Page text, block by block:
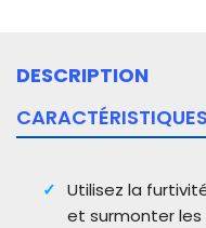
DESCRIPTION
Utilisez la
et surmonter